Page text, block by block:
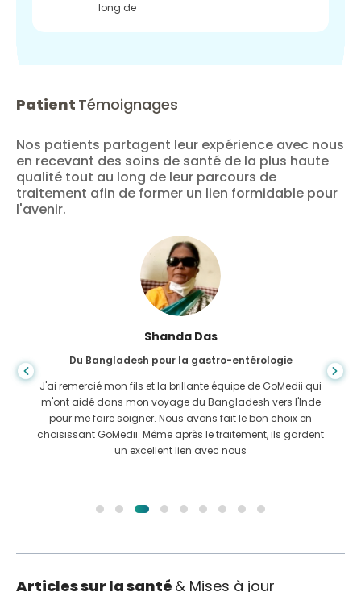
long de
Patient Témoignages
Nos patients partagent leur expérience avec nous
en recevant des soins de santé de la plus haute
qualité tout au long de leur parcours de
traitement afin de former un lien formidable pour
l'avenir.
Shanda Das
Du Bangladesh pour la gastro-entérologie
J'ai remercié mon fils et la brillante équipe de GoMedii qui
m'ont aidé dans mon voyage du Bangladesh vers l'Inde
pour me faire soigner. Nous avons fait le bon choix en
choisissant GoMedii. Même après le traitement, ils gardent
un excellent lien avec nous
Articles sur la santé & Mises à jour